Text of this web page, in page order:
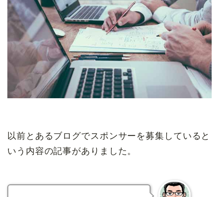
以前とあるブログでスポンサーを募集していると
いう内容の記事がありました。